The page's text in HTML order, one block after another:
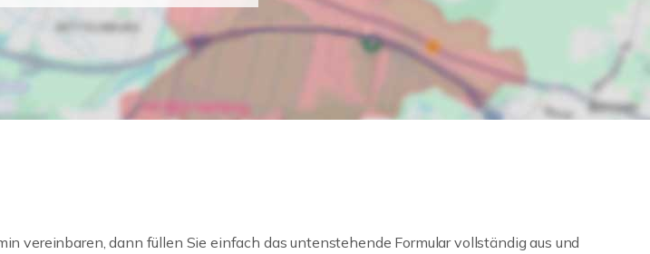
vereinbaren, dann füllen Sie einfach das untenstehende Formular vollständig aus und